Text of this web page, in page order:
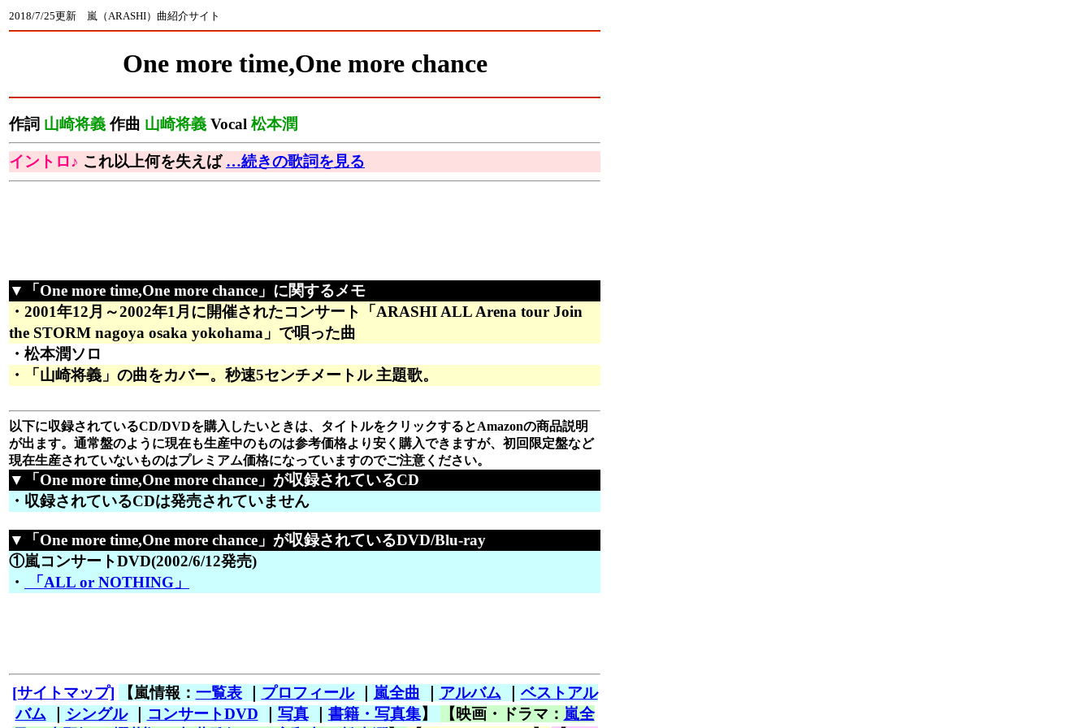
2018/7/25更新 嵐（ARASHI）曲紹介サイト
One more time,One more chance
作詞 山崎将義 作曲 山崎将義 Vocal 松本潤
イントロ♪ これ以上何を失えば…続きの歌詞を見る
▼「One more time,One more chance」に関するメモ
・2001年12月～2002年1月に開催されたコンサート「ARASHI ALL Arena tour Join
the STORM nagoya osaka yokohama」で唄った曲
・松本潤ソロ
・「山崎将義」の曲をカバー。秒速5センチメートル 主題歌。
以下に収録されているCD/DVDを購入したいときは、タイトルをクリックするとAmazonの商品説明
が出ます。通常盤のように現在も生産中のものは参考価格より安く購入できますが、初回限定盤など
現在生産されていないものはプレミアム価格になっていますのでご注意ください。
▼「One more time,One more chance」が収録されているCD
・収録されているCDは発売されていません
▼「One more time,One more chance」が収録されているDVD/Blu-ray
①嵐コンサートDVD(2002/6/12発売)
・
「ALL or NOTHING」
[サイトマップ] 【嵐情報： 一覧表｜ プロフィール｜ 嵐全曲 アルバム｜ ベストアル
バム｜ シングル｜ コンサートDVD 写真｜ 書籍・写真集】 【映画・ドラマ： 嵐全